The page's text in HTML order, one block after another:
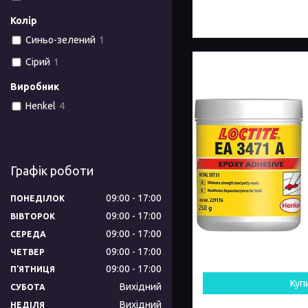
Колір
Синьо-зелений 1
Сірий 1
Виробник
Henkel 4
Графік роботи
ПОНЕДІЛОК 09:00 17:00
ВІВТОРОК 09:00 17:00
СЕРЕДА 09:00 17:00
ЧЕТВЕР 09:00 17:00
ПʼЯТНИЦЯ 09:00 17:00
СУБОТА Вихідний
НЕДІЛЯ Вихідний